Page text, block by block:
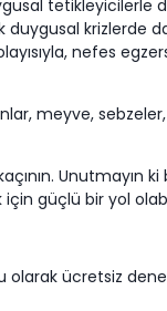
tetikleyicilerle
duygusal
nefes
meyve,
Unutmayın ki
güçlü bir yol
olarak ücretsiz